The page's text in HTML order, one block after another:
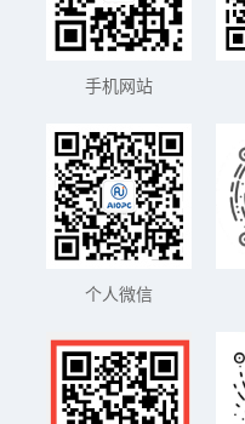
手机网站
个人微信